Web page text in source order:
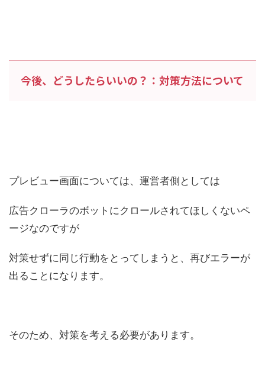
今後、どうしたらいいの？：対策方法について
プレビュー画面については、運営者側としては
広告クローラのボットにクロールされてほしくないペ
ージなのですが
対策せずに同じ行動をとってしまうと、再びエラーが
出ることになります。
そのため、対策を考える必要があります。